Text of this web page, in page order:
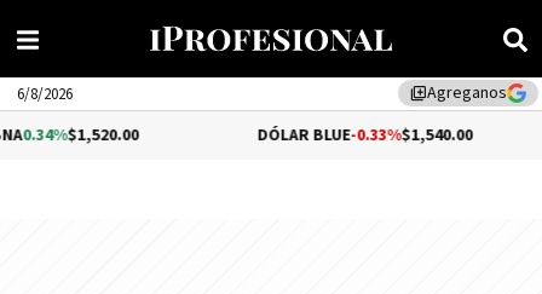
library_addAgreganos
6/8/2026
-0.33%$1,540.00